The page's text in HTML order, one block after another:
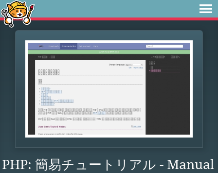
PHP: 簡易チュートリアル - Manual